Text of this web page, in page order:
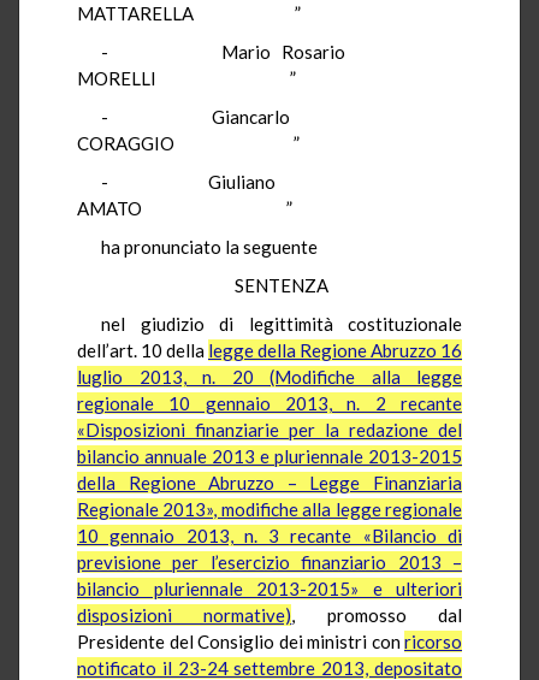
MATTARELLA ”
- Mario Rosario
MORELLI ”
- Giancarlo
CORAGGIO ”
- Giuliano
AMATO ”
ha pronunciato la seguente
SENTENZA
nel giudizio di legittimità costituzionale
dell’art. 10 della legge della Regione Abruzzo 16
luglio 2013, n. 20 (Modifiche alla legge
regionale 10 gennaio 2013, n. 2 recante
«Disposizioni finanziarie per la redazione del
bilancio annuale 2013 e pluriennale 2013-2015
della Regione Abruzzo – Legge Finanziaria
Regionale 2013», modifiche alla legge regionale
10 gennaio 2013, n. 3 recante «Bilancio di
previsione per l’esercizio finanziario 2013 –
bilancio pluriennale 2013-2015» e ulteriori
disposizioni normative), promosso dal
Presidente del Consiglio dei ministri conricorso
notificato il 23-24 settembre 2013, depositato